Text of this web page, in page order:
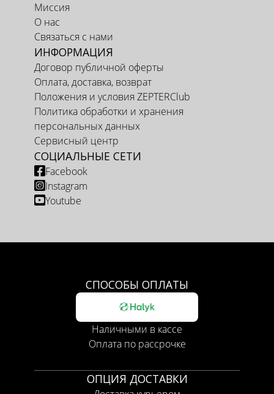
Миссия
О нас
Связаться с нами
ИНФОРМАЦИЯ
Договор публичной оферты
Оплата, доставка, возврат
Положения и условия ZEPTERClub
Политика обработки и хранения
персональных данных
Сервисный центр
СОЦИАЛЬНЫЕ СЕТИ
Facebook
Instagram
Youtube
СПОСОБЫ ОПЛАТЫ
Наличными в кассе
Оплата по рассрочке
ОПЦИЯ ДОСТАВКИ